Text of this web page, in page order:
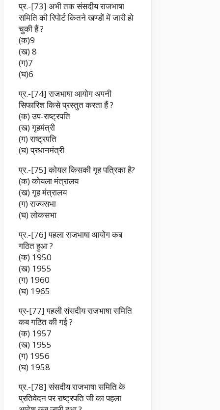
प्र.-[73] अभी तक संसदीय राजभाषा
समिति की रिपोर्ट कितने खण्डों में जारी हो
चुकी हैं ?
(क)9
(ख) 8
(ग)7
(घ)6
प्र.-[74] राजभाषा आयोग अपनी
सिफारिश किसे प्रस्तुत करता हैं ?
(क) उप-राष्ट्रपति
(ख) गृहमंत्री
(ग) राष्ट्रपति
(घ) प्रधानमंत्री
प्र.-[75] कोयल किसकी गृह पत्रिका है?
(क) कोयला मंत्रालय
(ख) गृह मंत्रालय
(ग) राज्यसभा
(घ) लोकसभा
प्र.-[76] पहला राजभाषा आयोग कब
गठित हुआ ?
(क) 1950
(ख) 1955
(ग) 1960
(घ) 1965
प्र-[77] पहली संसदीय राजभाषा समिति
कब गठित की गई ?
(क) 1957
(ख) 1955
(ग) 1956
(घ) 1958
प्र.-[78] संसदीय राजभाषा समिति के
प्रतिवेदन पर राष्ट्रपति जी का पहला